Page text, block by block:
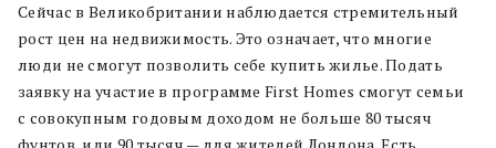
Сейчас в Великобритании наблюдается стремительный
рост цен на недвижимость. Это означает, что многие
люди не смогут позволить себе купить жилье. Подать
заявку на участие в программе First Homes смогут семьи
с совокупным годовым доходом не больше 80 тысяч